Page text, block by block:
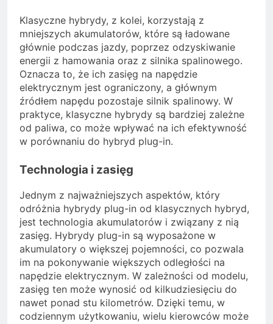
Klasyczne hybrydy, z kolei, korzystają z
mniejszych akumulatorów, które są ładowane
głównie podczas jazdy, poprzez odzyskiwanie
energii z hamowania oraz z silnika spalinowego.
Oznacza to, że ich zasięg na napędzie
elektrycznym jest ograniczony, a głównym
źródłem napędu pozostaje silnik spalinowy. W
praktyce, klasyczne hybrydy są bardziej zależne
od paliwa, co może wpływać na ich efektywność
w porównaniu do hybryd plug-in.
Technologia i zasięg
Jednym z najważniejszych aspektów, który
odróżnia hybrydy plug-in od klasycznych hybryd,
jest technologia akumulatorów i związany z nią
zasięg. Hybrydy plug-in są wyposażone w
akumulatory o większej pojemności, co pozwala
im na pokonywanie większych odległości na
napędzie elektrycznym. W zależności od modelu,
zasięg ten może wynosić od kilkudziesięciu do
nawet ponad stu kilometrów. Dzięki temu, w
codziennym użytkowaniu, wielu kierowców może